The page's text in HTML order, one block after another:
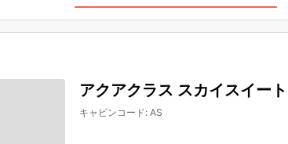
アクアクラス スカイスイート
キャビンコード:AS